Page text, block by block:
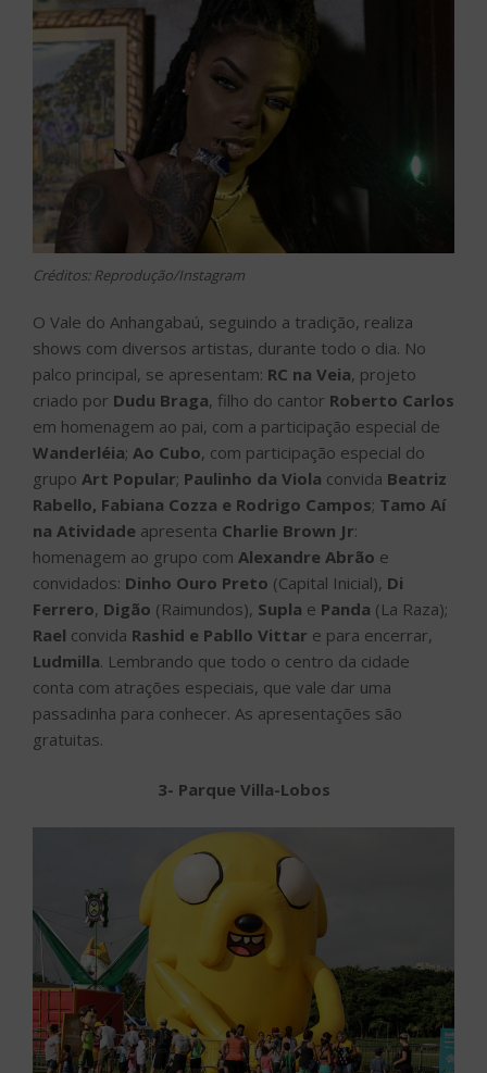
Créditos: Reprodução/Instagram
O Vale do Anhangabaú, seguindo a tradição, realiza
shows com diversos artistas, durante todo o dia. No
palco principal, se apresentam: RC na Veia, projeto
criado por Dudu Braga, filho do cantor Roberto Carlos
em homenagem ao pai, com a participação especial de
Wanderléia; Ao Cubo, com participação especial do
grupo Art Popular; Paulinho da Viola convida Beatriz
Rabello, Fabiana Cozza e Rodrigo Campos; Tamo Aí
na Atividade apresenta Charlie Brown Jr:
homenagem ao grupo com Alexandre Abrão e
convidados: Dinho Ouro Preto (Capital Inicial), Di
Ferrero, Digão (Raimundos), Supla e Panda (La Raza);
Rael convida Rashid e Pabllo Vittar e para encerrar,
Ludmilla. Lembrando que todo o centro da cidade
conta com atrações especiais, que vale dar uma
passadinha para conhecer. As apresentações são
gratuitas.
3- Parque Villa-Lobos